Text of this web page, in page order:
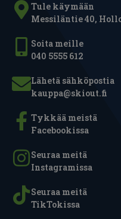
Tule käymään
Messiläntie 40,
Soita meille
040 5555 612
Lähetä sähköpostia
kauppa@skiout.fi
Tykkää meistä
Facebookissa
Seuraa meitä
Instagramissa
Seuraa meitä
TikTokissa